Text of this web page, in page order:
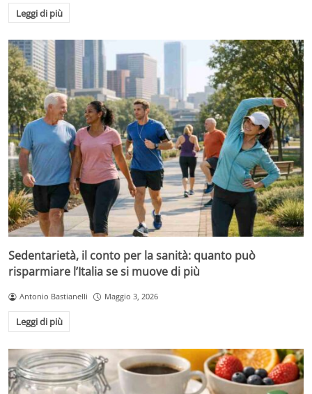
Leggi di più
Sedentarietà, il conto per la sanità: quanto può
risparmiare l’Italia se si muove di più
Antonio Bastianelli Maggio 3, 2026
Leggi di più